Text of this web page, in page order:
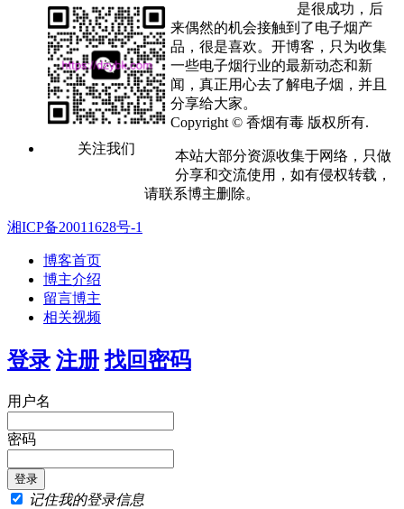
关注我们
是很成功，后
来偶然的机会接触到了电子烟产
品，很是喜欢。开博客，只为收集
一些电子烟行业的最新动态和新
闻，真正用心去了解电子烟，并且
分享给大家。
Copyright © 香烟有毒 版权所有.
本站大部分资源收集于网络，只做
分享和交流使用，如有侵权转载，
请联系博主删除。
湘ICP备20011628号-1
博客首页
博主介绍
留言博主
相关视频
登录 注册 找回密码
用户名
密码
记住我的登录信息